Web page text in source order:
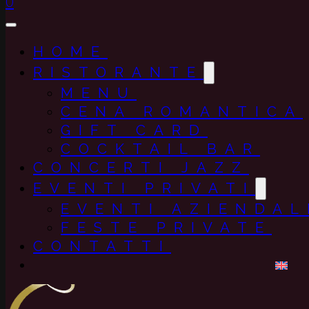
HOME
RISTORANTE
MENU
CENA ROMANTICA
GIFT CARD
COCKTAIL BAR
CONCERTI JAZZ
EVENTI PRIVATI
EVENTI
FESTE PRIVATE
CONTATTI